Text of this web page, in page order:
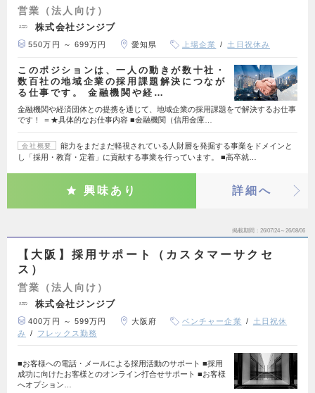
営業（法人向け）
株式会社ジンジブ
550万円 ～ 699万円 愛知県 上場企業 土日祝休み
このポジションは、一人の動きが数十社・
数百社の地域企業の採用課題解決につなが
る仕事です。 金融機関や経…
金融機関や経済団体との提携を通じて、地域企業の採用課題をで解決するお仕事
です！ ＝★具体的なお仕事内容 ■金融機関（信用金庫…
会社概要
能力をまだまだ軽視されている人財層を発掘する事業をドメインと
し「採用・教育・定着」に貢献する事業を行っています。 ■高卒就…
興味あり 詳細へ
掲載期間 26/07/24～26/08/06
【大阪】採用サポート（カスタマーサクセ
ス）
営業（法人向け）
株式会社ジンジブ
400万円 ～ 599万円 大阪府 ベンチャー企業
土日祝休
み
フレックス勤務
■お客様への電話・メールによる採用活動のサポート ■採用
成功に向けたお客様とのオンライン打合せサポート ■お客様
へオプション…